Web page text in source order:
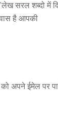
सरल शब्दो में
है आपकी
अपने ईमेल पर